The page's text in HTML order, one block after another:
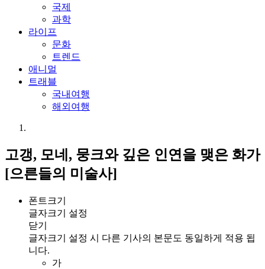
국제
과학
라이프
문화
트렌드
애니멀
트래블
국내여행
해외여행
고갱, 모네, 뭉크와 깊은 인연을 맺은 화가
[으른들의 미술사]
폰트크기
글자크기 설정
닫기
글자크기 설정 시 다른 기사의 본문도 동일하게 적용 됩
니다.
가